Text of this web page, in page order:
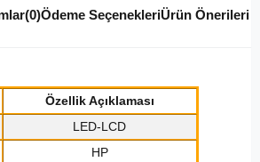
(0)Ödeme SeçenekleriÜrün Önerileri
Özellik Açıklaması
LED-LCD
HP